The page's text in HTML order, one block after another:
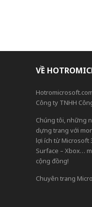
VỀ
Công ty TNHH
Chúng tôi, những
dựng trang với
lợi ích từ Microsoft
Surface – Xbox…
cộng đồng!
Chuyên trang